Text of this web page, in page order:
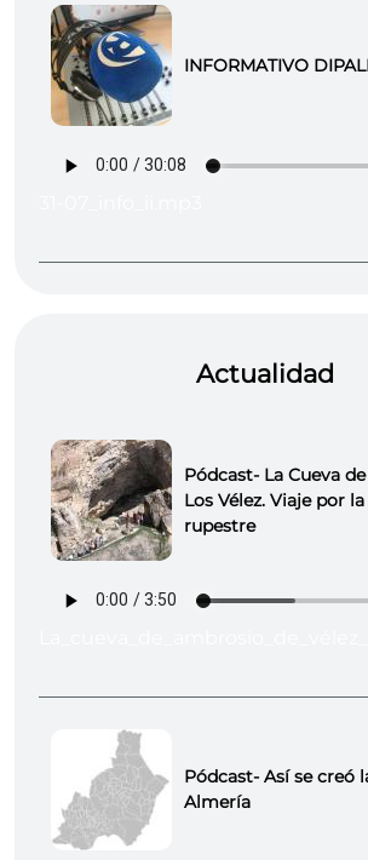
INFORMATIVO
Actualidad
Pódcast- La Cueva
Los Vélez. Viaje por
rupestre
Pódcast- Así se creó
Almería